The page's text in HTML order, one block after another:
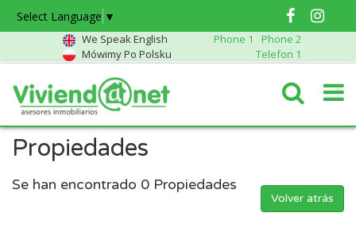
Select Language ▼
We Speak English Phone 1
Phone 2
Mówimy Po Polsku
Telefon 1
Propiedades
Se han encontrado 0 Propiedades
Volver atrás